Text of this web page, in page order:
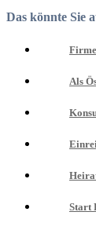
Das könnte Sie
Als
Start